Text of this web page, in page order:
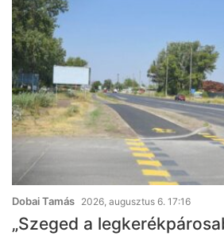
Dobai Tamás 2026, augusztus 6. 17:16
„Szeged a